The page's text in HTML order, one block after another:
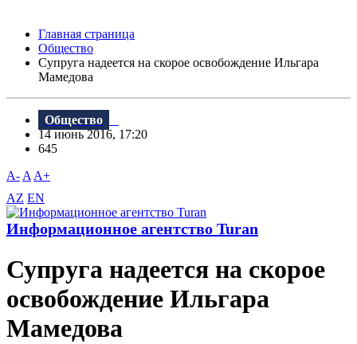
Главная страница
Общество
Супруга надеется на скорое освобождение Ильгара
Мамедова
Общество
14 июнь 2016, 17:20
645
A- A A+
AZ EN
Информационное агентство Turan
Супруга надеется на скорое
освобождение Ильгара
Мамедова